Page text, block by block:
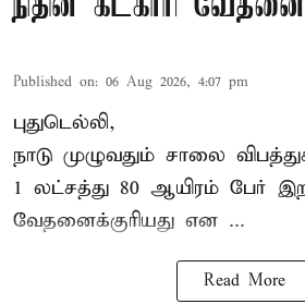
Published on: 06 Aug 2026, 4:07 pm
புதுடெல்லி,
நாடு முழுவதும் சாலை
1 லட்சத்து 80 ஆயிரம் பேர்
வேதனைக்குரியது என ...
Read More